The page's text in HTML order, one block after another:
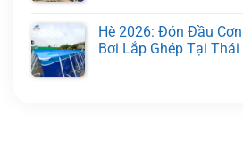
Hè 2026: Đón Đầu
Bơi Lắp Ghép Tại Thái